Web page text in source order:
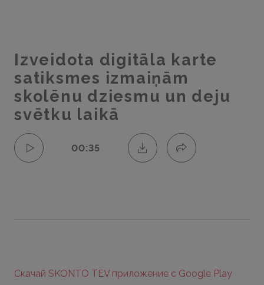
Izveidota digitāla karte
satiksmes izmaiņām
skolēnu dziesmu un deju
svētku laikā
00:35
Скачай SKONTO TEV приложение с Google Play